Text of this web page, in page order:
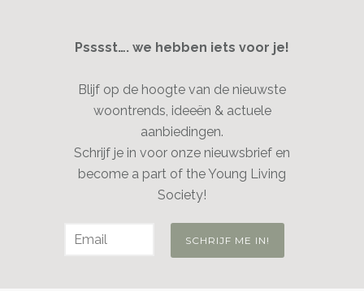
Psssst…. we hebben iets voor je!
Blijf op de hoogte van de nieuwste
woontrends, ideeën & actuele
aanbiedingen.
Schrijf je in voor onze nieuwsbrief en
become a part of the Young Living
Society!